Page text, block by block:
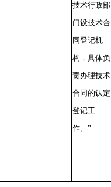
技术行政部
门设技术合
同登记机
构，具体负
责办理技术
合同的认定
登记工
作。”